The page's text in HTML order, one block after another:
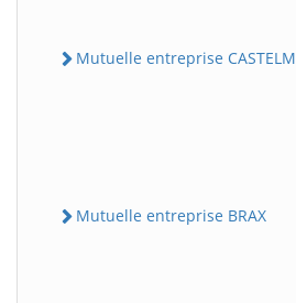
Mutuelle entreprise
Mutuelle entreprise BRAX